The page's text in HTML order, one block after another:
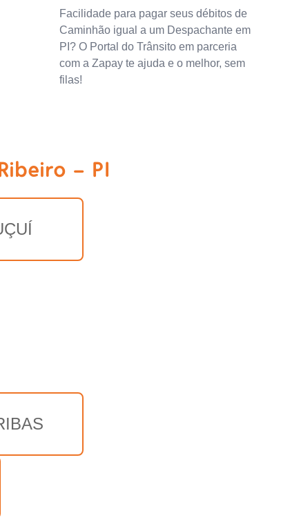
Facilidade para pagar seus débitos de
Caminhão igual a um Despachante em
PI? O Portal do Trânsito em parceria
com a Zapay te ajuda e o melhor, sem
filas!
- PI